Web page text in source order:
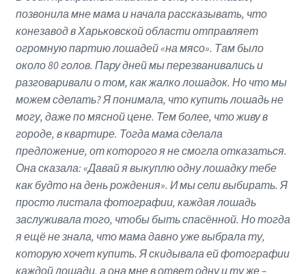
позвонила мне мама и начала рассказывать, что
конезавод в Харьковской области отправляет
огромную партию лошадей «на мясо». Там было
около 80 голов. Пару дней мы перезванивались и
разговаривали о том, как жалко лошадок. Но что мы
можем сделать? Я понимала, что купить лошадь не
могу, даже по мясной цене. Тем более, что живу в
городе, в квартире. Тогда мама сделала
предложение, от которого я не смогла отказаться.
Она сказала: «Давай я выкуплю одну лошадку тебе
как будто на день рождения». И мы сели выбирать. Я
просто листала фотографии, каждая лошадь
заслуживала того, чтобы быть спасённой. Но тогда
я ещё не знала, что мама давно уже выбрала ту,
которую хочет купить. Я скидывала ей фотографии
каждой лошади, а она мне в ответ одну и ту же –